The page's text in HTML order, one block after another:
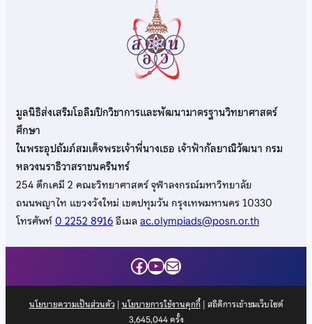
มูลนิธิส่งเสริมโอลิมปิกวิชาการและพัฒนามาตรฐานวิทยาศาสตร์
ศึกษา
ในพระอุปถัมภ์สมเด็จพระเจ้าพี่นางเธอ เจ้าฟ้ากัลยาณิวัฒนา กรม
หลวงนราธิวาสราชนครินทร์
254 ตึกเคมี 2 คณะวิทยาศาสตร์ จุฬาลงกรณ์มหาวิทยาลัย
ถนนพญาไท แขวงวังใหม่ เขตปทุมวัน กรุงเทพมหานคร 10330
โทรศัพท์0 2252 8916อีเมลac.olympiads@posn.or.th
Facebook
YouTube
Mail
นโยบายความเป็นส่วนตัว| นโยบายการใช้งานคุกกี้| สถิติการเข้าชมเว็บไซต์
3,645,044ครั้ง